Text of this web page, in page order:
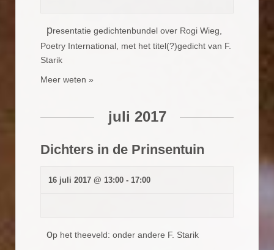
presentatie gedichtenbundel over Rogi Wieg,
Poetry International, met het titel(?)gedicht van F.
Starik
Meer weten »
juli 2017
Dichters in de Prinsentuin
16 juli 2017 @ 13:00 - 17:00
op het theeveld: onder andere F. Starik